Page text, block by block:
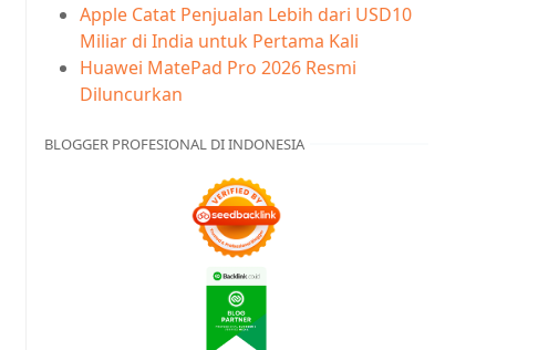
Apple Catat Penjualan Lebih dari USD10
Miliar di India untuk Pertama Kali
Huawei MatePad Pro 2026 Resmi
Diluncurkan
BLOGGER PROFESIONAL DI INDONESIA